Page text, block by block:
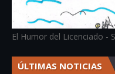
El Humor del Licenciado -
ÚLTIMAS NOTICIAS